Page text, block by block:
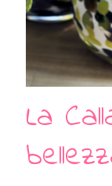
La